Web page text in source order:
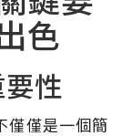
色
性
僅僅是一個簡